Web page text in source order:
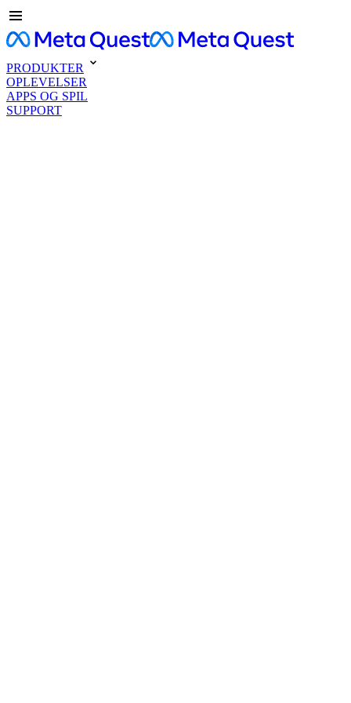
PRODUKTER
OPLEVELSER
APPS OG SPIL
SUPPORT